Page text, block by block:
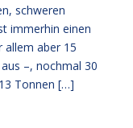
schweren
immerhin einen
allem aber 15
–, nochmal 30
Tonnen […]